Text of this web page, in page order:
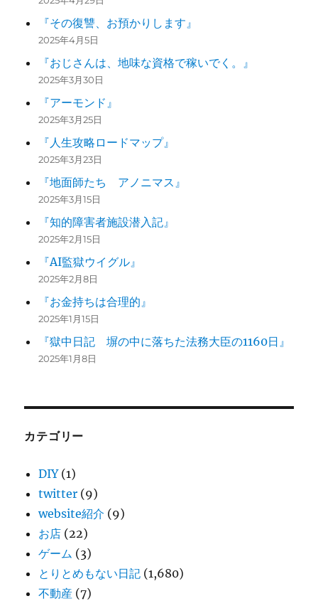
『その復讐、お預かりします』
2025年4月5日
『おじさんは、地味な資格で稼いでく。』
2025年3月30日
『アーモンド』
2025年3月25日
『人生攻略ロードマップ』
2025年3月23日
『地面師たち アノニマス』
2025年3月15日
『知的障害者施設潜入記』
2025年2月15日
『AI監獄ウイグル』
2025年2月8日
『お金持ちは合理的』
2025年1月15日
『獄中日記 塀の中に落ちた法務大臣の1160日』
2025年1月8日
カテゴリー
DIY(1)
twitter (9)
website紹介 (9)
お店 (22)
ゲーム (3)
とりとめもない日記 (1,680)
不動産 (7)